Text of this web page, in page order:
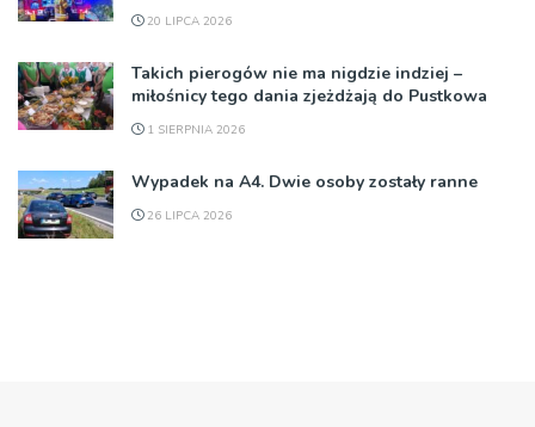
20 LIPCA 2026
Takich pierogów nie ma nigdzie indziej –
miłośnicy tego dania zjeżdżają do Pustkowa
1 SIERPNIA 2026
Wypadek na A4. Dwie osoby zostały ranne
26 LIPCA 2026